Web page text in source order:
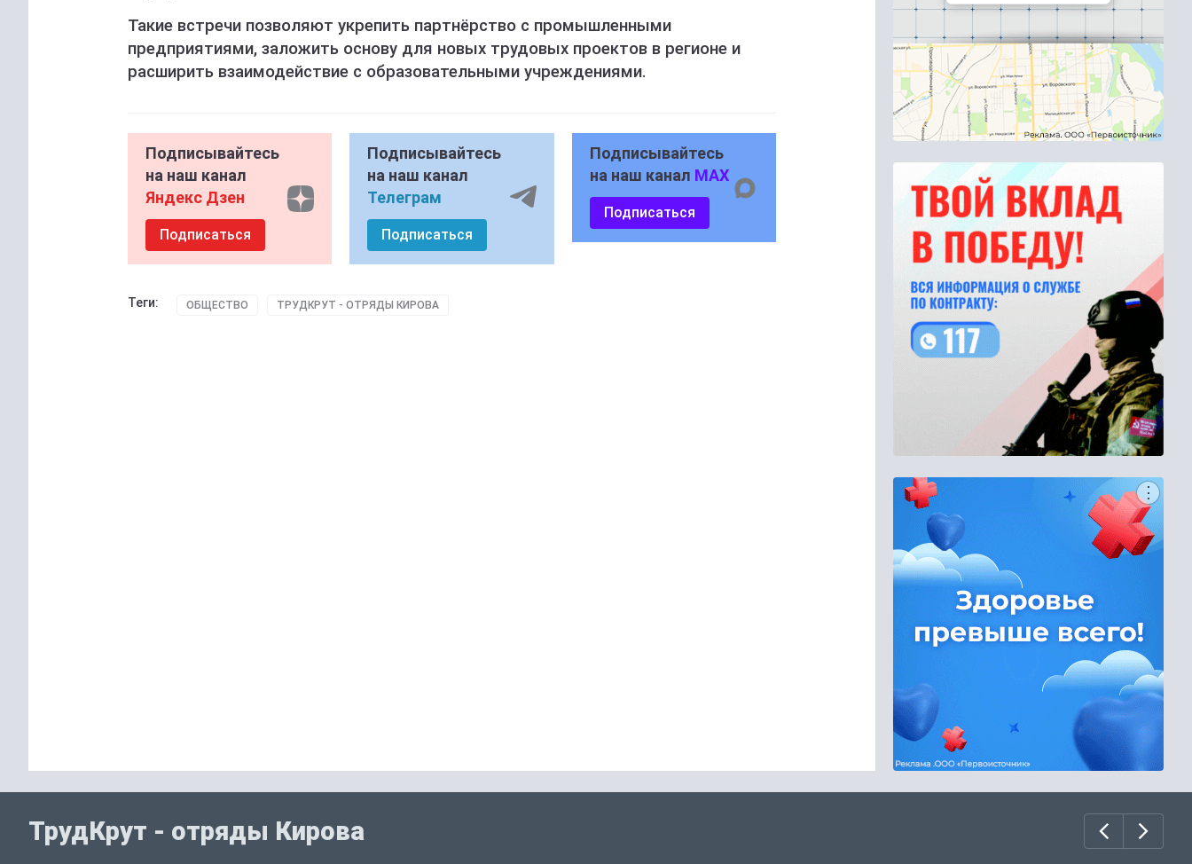
Такие встречи позволяют укрепить партнёрство с промышленными
предприятиями, заложить основу для новых трудовых проектов в регионе и
расширить взаимодействие с образовательными учреждениями.
Подписывайтесь
на наш канал
Яндекс Дзен
Подписаться
Подписывайтесь
на наш канал
Телеграм
Подписаться
Подписывайтесь
на наш канал MAX
Подписаться
Теги: ОБЩЕСТВО ТРУДКРУТ - ОТРЯДЫ КИРОВА
ТрудКрут - отряды Кирова